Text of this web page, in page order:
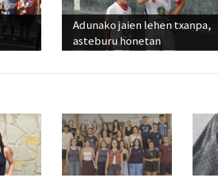
Adunako jaien lehen txanpa,
asteburu honetan